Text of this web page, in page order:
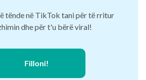
tënde në TikTok tani për të rritur
dhe për t'u bërë viral!
Filloni!